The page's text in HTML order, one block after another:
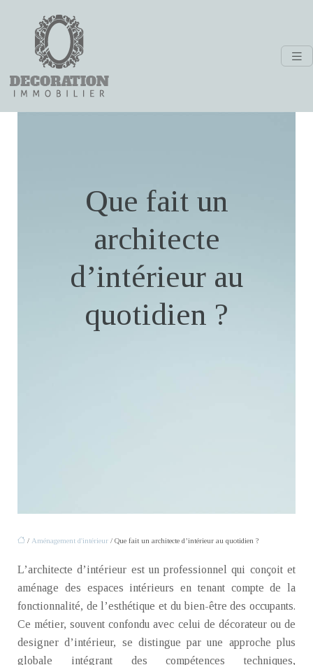
Que fait un
architecte
d’intérieur au
quotidien ?
/ Aménagement d'intérieur / Que fait un architecte d’intérieur au quotidien ?
L’architecte d’intérieur est un professionnel qui conçoit et
aménage des espaces intérieurs en tenant compte de la
fonctionnalité, de l’esthétique et du bien-être des occupants.
Ce métier, souvent confondu avec celui de décorateur ou de
designer d’intérieur, se distingue par une approche plus
globale intégrant des compétences techniques,